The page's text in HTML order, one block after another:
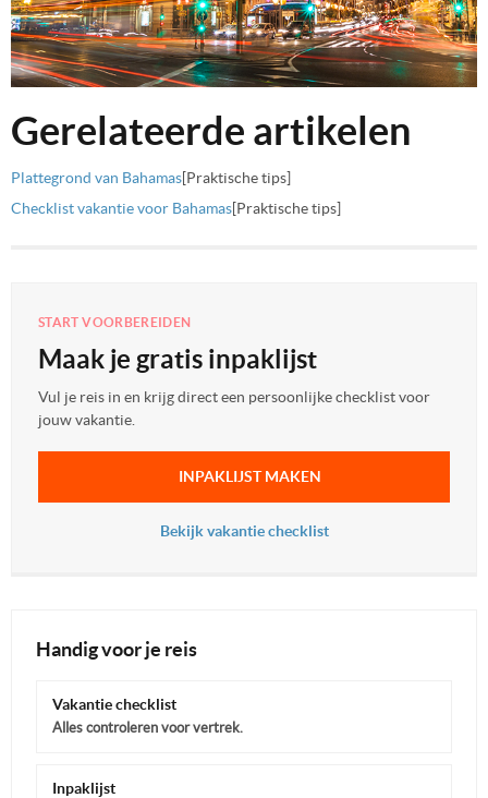
Gerelateerde artikelen
Plattegrond van Bahamas[Praktische tips]
Checklist vakantie voor Bahamas[Praktische tips]
START VOORBEREIDEN
Maak je gratis inpaklijst
Vul je reis in en krijg direct een persoonlijke checklist voor
jouw vakantie.
INPAKLIJST MAKEN
Bekijk vakantie checklist
Handig voor je reis
Vakantie checklist
Alles controleren voor vertrek.
Inpaklijst